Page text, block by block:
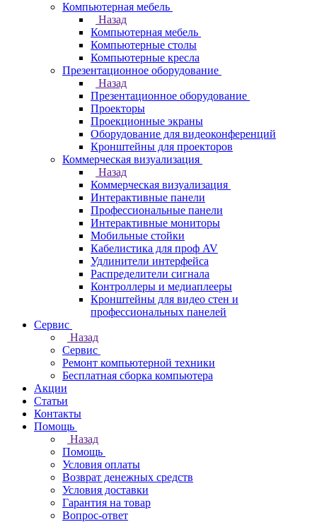
Компьютерная мебель
Назад
Компьютерная мебель
Компьютерные столы
Компьютерные кресла
Презентационное оборудование
Назад
Презентационное оборудование
Проекторы
Проекционные экраны
Оборудование для видеоконференций
Кронштейны для проекторов
Коммерческая визуализация
Назад
Коммерческая визуализация
Интерактивные панели
Профессиональные панели
Интерактивные мониторы
Мобильные стойки
Кабелистика для проф AV
Удлинители интерфейса
Распределители сигнала
Контроллеры и медиаплееры
Кронштейны для видео стен и
профессиональных панелей
Сервис
Назад
Сервис
Ремонт компьютерной техники
Бесплатная сборка компьютера
Акции
Статьи
Контакты
Помощь
Назад
Помощь
Условия оплаты
Возврат денежных средств
Условия доставки
Гарантия на товар
Вопрос-ответ